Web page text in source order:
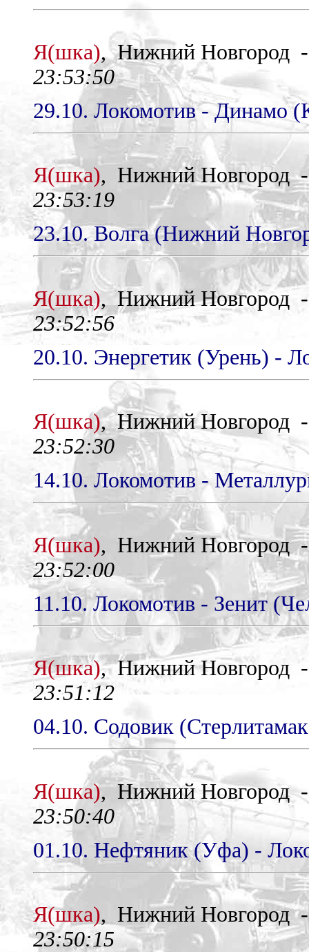
Я(шка), Нижний Новгород
23:53:50
29.10. Локомотив - Динамо
Я(шка), Нижний Новгород
23:53:19
23.10. Волга (Нижний
Я(шка), Нижний Новгород
23:52:56
20.10. Энергетик (Урень) -
Я(шка), Нижний Новгород
23:52:30
14.10. Локомотив -
Я(шка), Нижний Новгород
23:52:00
11.10. Локомотив - Зенит
Я(шка), Нижний Новгород
23:51:12
04.10. Содовик
Я(шка), Нижний Новгород
23:50:40
01.10. Нефтяник (Уфа) -
Я(шка), Нижний Новгород
23:50:15